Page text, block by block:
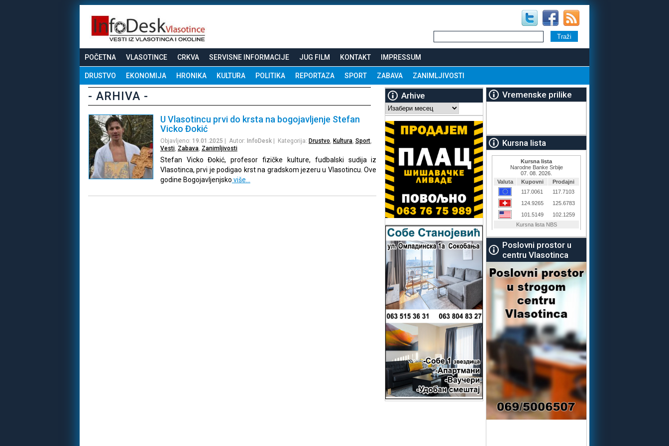
POČETNA VLASOTINCE CRKVA SERVISNE INFORMACIJE JUG FILM KONTAKT IMPRESSUM
DRUSTVO EKONOMIJA HRONIKA KULTURA POLITIKA REPORTAZA SPORT ZABAVA ZANIMLJIVOSTI
- ARHIVA -
U Vlasotincu prvi do krsta na bogojavljenje Stefan
Vicko Đokić
Objavljeno: 19.01.2025 | Autor: InfoDesk| Kategorija: Drustvo Kultura, Sport,
Vesti, Zabava, Zanimljivosti
Stefan Vicko Đokić, profesor fizičke kulture, fudbalski sudija iz
Vlasotinca, prvi je podigao krst na gradskom jezeru u Vlasotincu. Ove
godine Bogojavljenjsko više…
Arhive
Arhive
Vremenske prilike
Kursna lista
Poslovni prostor u
centru Vlasotinca